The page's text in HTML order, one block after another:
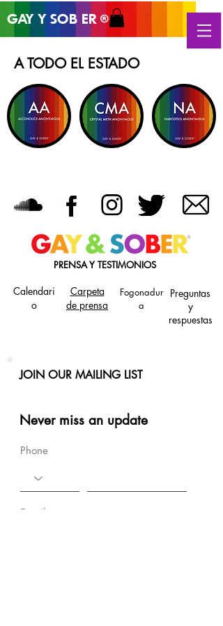
GAY Y SOB ER ®
A TODO EL ESTADO
PRENSA Y TESTIMONIOS
Calendari
o
Carpeta
de prensa
Fogonadur
a
Preguntas
y
respuestas
JOIN OUR MAILING LIST
Never miss an update
Phone
Email